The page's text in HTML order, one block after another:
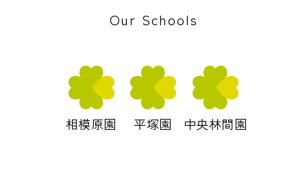
Our Schools
相模原園 平塚園 中央林間園